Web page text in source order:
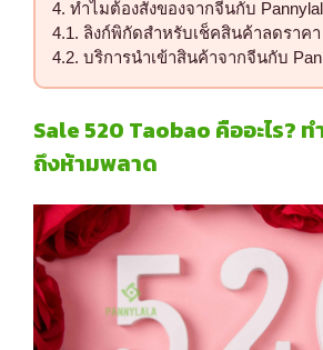
ทำไมต้องสั่งของจากจีนกับ
ลิงก์พิกัดสำหรับเช็คสินค้าลดราคา
บริการนำเข้าสินค้าจากจีนกับ
Sale 520 Taobao คืออะไร?
ถึงห้ามพลาด